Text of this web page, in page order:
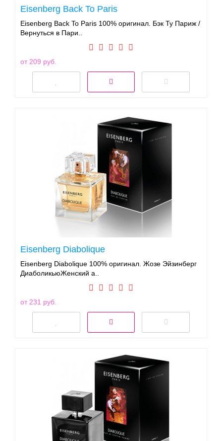
Eisenberg Back To Paris
Eisenberg Back To Paris 100% оригинал. Бэк Ту Париж /
Вернуться в Пари..
от 209 руб.
Eisenberg Diabolique
Eisenberg Diabolique 100% оригинал. Жозе Эйзинберг
ДиаболикьюЖенский а..
от 231 руб.